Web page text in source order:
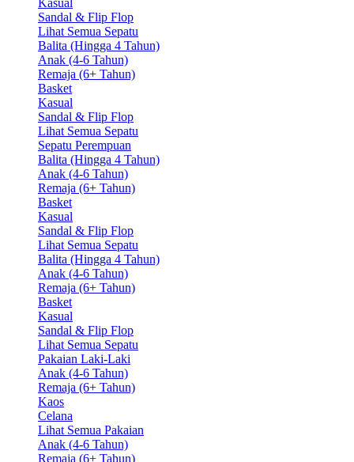
Sandal & Flip Flop
Lihat Semua Sepatu
Balita (Hingga 4 Tahun)
Anak (4-6 Tahun)
Remaja (6+ Tahun)
Basket
Kasual
Sandal & Flip Flop
Lihat Semua Sepatu
Sepatu Perempuan
Balita (Hingga 4 Tahun)
Anak (4-6 Tahun)
Remaja (6+ Tahun)
Basket
Kasual
Sandal & Flip Flop
Lihat Semua Sepatu
Balita (Hingga 4 Tahun)
Anak (4-6 Tahun)
Remaja (6+ Tahun)
Basket
Kasual
Sandal & Flip Flop
Lihat Semua Sepatu
Pakaian Laki-Laki
Anak (4-6 Tahun)
Remaja (6+ Tahun)
Kaos
Celana
Lihat Semua Pakaian
Anak (4-6 Tahun)
Remaja (6+ Tahun)